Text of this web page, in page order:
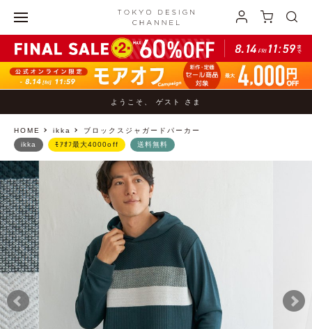
ようこそ、 ゲスト さま
HOME ikka ブロックスジャガードパーカー
ikka ﾓｱｵﾌ最大4000off 送料無料